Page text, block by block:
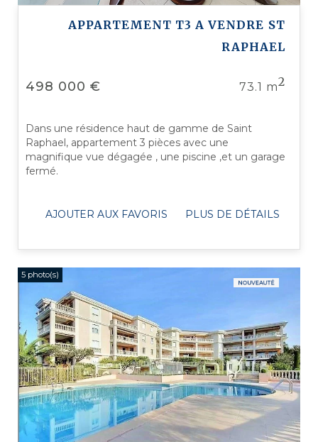
APPARTEMENT T3 A VENDRE ST
RAPHAEL
73.1 m2
498 000 €
Dans une résidence haut de gamme de Saint
Raphael, appartement 3 pièces avec une
magnifique vue dégagée , une piscine ,et un garage
fermé.
AJOUTER AUX FAVORIS PLUS DE DÉTAILS
5 photo(s)